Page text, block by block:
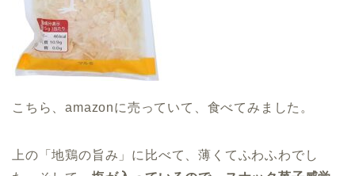
こちら、amazonに売っていて、食べてみました。
上の「地鶏の旨み」に比べて、薄くてふわふわでし